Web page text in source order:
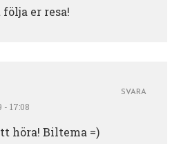
er resa!
- 17:08
höra! Biltema =)
SVARA